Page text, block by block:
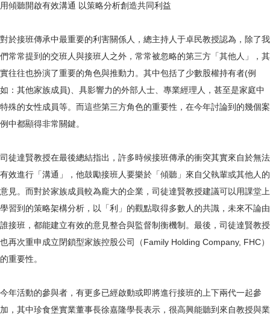
用傾聽開啟有效溝通 以策略分析創造共同利益
對於接班傳承中最重要的利害關係人，總主持人于卓民教授認為，除了我
們常常提到的交班人與接班人之外，常常被忽略的第三方「其他人」，其
實往往也扮演了重要的角色與推動力。其中包括了少數股權持有者(例
如：其他家族成員)、具影響力的外部人士、專業經理人，甚至是家庭中
特殊的女性成員等。而這些第三方角色的重要性，在今年討論到的幾個案
例中都顯得非常關鍵。
司徒達賢教授在最後總結指出，許多時候接班傳承的衝突其實來自於無法
有效進行「溝通」，他鼓勵接班人要樂於「傾聽」來自父執輩或其他人的
意見。而對於家族成員較為龐大的企業，司徒達賢教授建議可以用課堂上
學習到的策略架構分析，以「利」的觀點取得多數人的共識，未來不論由
誰接班，都能建立有效的意見整合與監督制衡機制。最後，司徒達賢教授
也再次重申成立閉鎖型家族控股公司（Family Holding Company, FHC）
的重要性。
今年活動的參與者，有更多已經啟動或即將進行接班的上下兩代一起參
加，其中珍食堡實業董事長徐嘉隆學長表示，很高興能聽到來自教授與業